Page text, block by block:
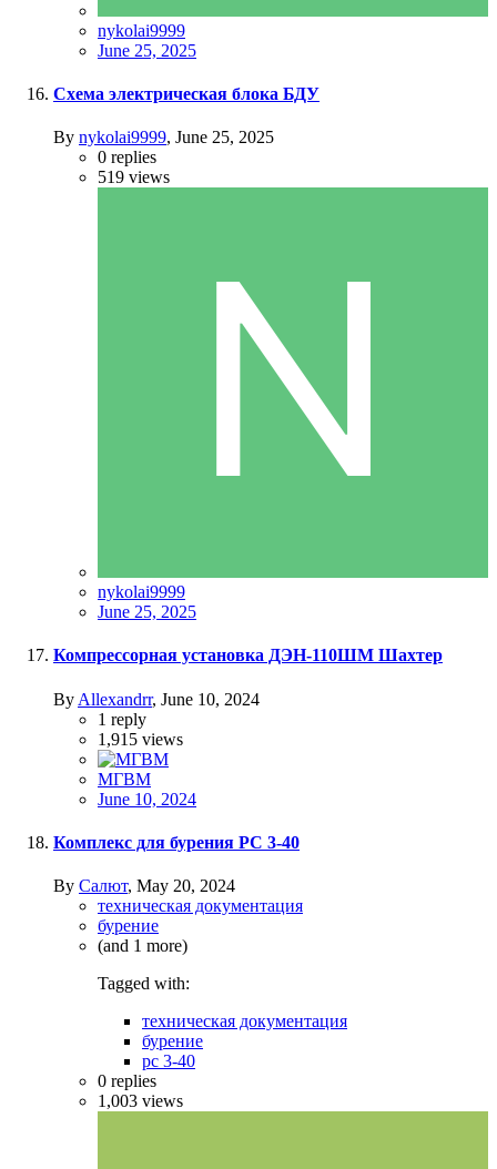
nykolai9999
June 25, 2025
Схема электрическая блока БДУ
By nykolai9999, June 25, 2025
0 replies
519 views
nykolai9999
June 25, 2025
Компрессорная установка ДЭН-110ШМ Шахтер
By Allexandrr, June 10, 2024
1 reply
1,915 views
МГВМ
June 10, 2024
Комплекс для бурения РС 3-40
By Салют, May 20, 2024
техническая документация
бурение
(and 1 more)
Tagged with:
техническая документация
бурение
рс 3-40
0 replies
1,003 views